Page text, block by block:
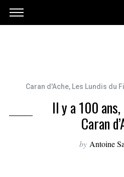
Caran d'Ache, Les Lundis du
Il y a 100
Caran
by Antoine